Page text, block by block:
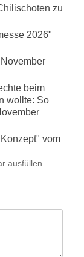
zu
2026"
beim
wollte: So
vom
ausfüllen.